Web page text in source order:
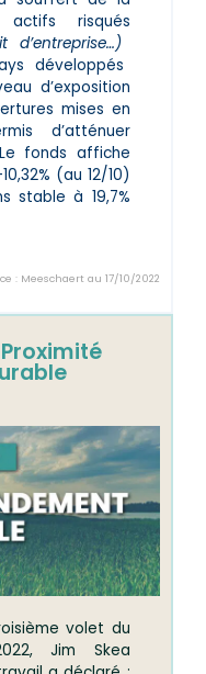
risqués
d’entreprise…)
développés
d’exposition
mises en
d’atténuer
fonds affiche
(au 12/10)
stable à 19,7%
: Meeschaert au 17/10/2022
volet du
Jim Skea